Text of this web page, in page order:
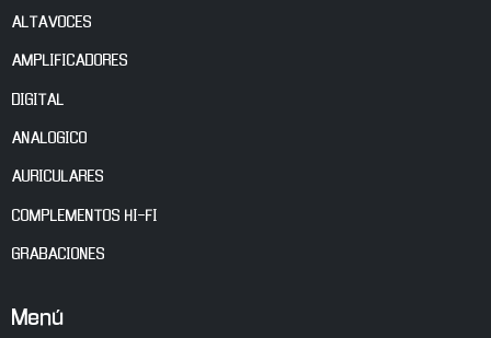
ALTAVOCES
AMPLIFICADORES
DIGITAL
ANALOGICO
AURICULARES
COMPLEMENTOS HI-FI
GRABACIONES
Menú